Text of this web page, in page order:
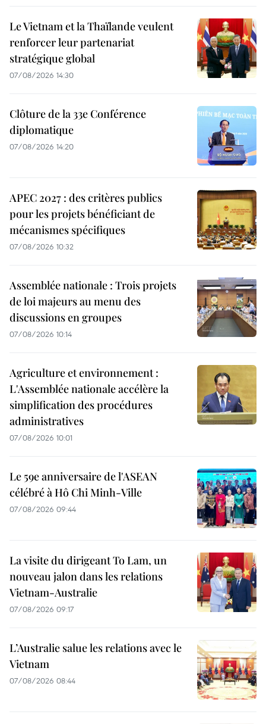
Le Vietnam et la Thaïlande veulent
renforcer leur partenariat
stratégique global
07/08/2026 14:30
Clôture de la 33e Conférence
diplomatique
07/08/2026 14:20
APEC 2027 : des critères publics
pour les projets bénéficiant de
mécanismes spécifiques
07/08/2026 10:32
Assemblée nationale : Trois projets
de loi majeurs au menu des
discussions en groupes
07/08/2026 10:14
Agriculture et environnement :
L'Assemblée nationale accélère la
simplification des procédures
administratives
07/08/2026 10:01
Le 59e anniversaire de l'ASEAN
célébré à Hô Chi Minh-Ville
07/08/2026 09:44
La visite du dirigeant To Lam, un
nouveau jalon dans les relations
Vietnam-Australie
07/08/2026 09:17
L’Australie salue les relations avec le
Vietnam
07/08/2026 08:44